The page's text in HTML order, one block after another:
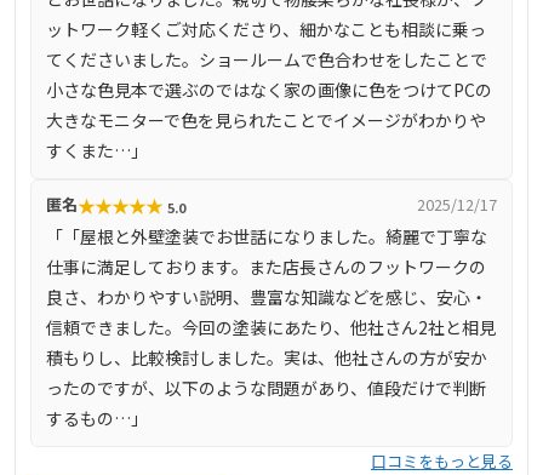
ットワーク軽くご対応くださり、細かなことも相談に乗っ
てくださいました。ショールームで色合わせをしたことで
小さな色見本で選ぶのではなく家の画像に色をつけてPCの
大きなモニターで色を見られたことでイメージがわかりや
すくまた…」
匿名★★★★★ 5.0 2025/12/17
「「屋根と外壁塗装でお世話になりました。綺麗で丁寧な
仕事に満足しております。また店長さんのフットワークの
良さ、わかりやすい説明、豊富な知識などを感じ、安心・
信頼できました。今回の塗装にあたり、他社さん2社と相見
積もりし、比較検討しました。実は、他社さんの方が安か
ったのですが、以下のような問題があり、値段だけで判断
するもの…」
口コミをもっと見る